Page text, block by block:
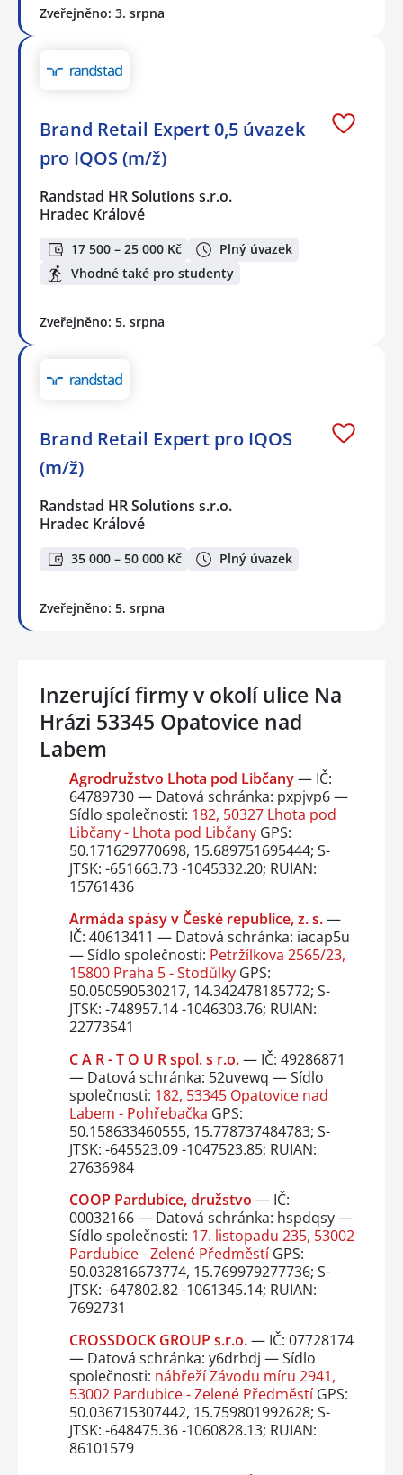
Zveřejněno: 3. srpna
Brand Retail Expert 0,5 úvazek
pro IQOS (m/ž)
Randstad HR Solutions s.r.o.
Hradec Králové
17 500 – 25 000 Kč
Plný úvazek
Vhodné také pro studenty
Zveřejněno: 5. srpna
Brand Retail Expert pro IQOS
(m/ž)
Randstad HR Solutions s.r.o.
Hradec Králové
35 000 – 50 000 Kč Plný úvazek
Zveřejněno: 5. srpna
Inzerující firmy v okolí ulice Na
Hrázi 53345 Opatovice nad
Labem
Agrodružstvo Lhota pod Libčany— IČ:
64789730 — Datová schránka: pxpjvp6 —
Sídlo společnosti: 182, 50327 Lhota pod
Libčany - Lhota pod LibčanyGPS:
50.171629770698, 15.689751695444; S-
JTSK: -651663.73 -1045332.20; RUIAN:
15761436
Armáda spásy v České republice, z. s.—
IČ: 40613411 — Datová schránka: iacap5u
— Sídlo společnosti: Petržílkova 2565/23,
15800 Praha 5 - StodůlkyGPS:
50.050590530217, 14.342478185772; S-
JTSK: -748957.14 -1046303.76; RUIAN:
22773541
C A R - T O U R spol. s r.o.— IČ: 49286871
— Datová schránka: 52uvewq — Sídlo
společnosti: 182, 53345 Opatovice nad
Labem - Pohřebačka GPS:
50.158633460555, 15.778737484783; S-
JTSK: -645523.09 -1047523.85; RUIAN:
27636984
COOP Pardubice, družstvo — IČ:
00032166 — Datová schránka: hspdqsy —
Sídlo společnosti: 17. listopadu 235, 53002
Pardubice - Zelené PředměstíGPS:
50.032816673774, 15.769979277736; S-
JTSK: -647802.82 -1061345.14; RUIAN:
7692731
CROSSDOCK GROUP s.r.o.— IČ: 07728174
— Datová schránka: y6drbdj — Sídlo
společnosti: nábřeží Závodu míru 2941,
53002 Pardubice - Zelené PředměstíGPS:
50.036715307442, 15.759801992628; S-
JTSK: -648475.36 -1060828.13; RUIAN:
86101579